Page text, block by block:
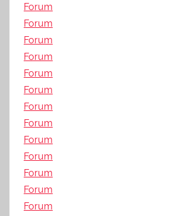
Forum
Forum
Forum
Forum
Forum
Forum
Forum
Forum
Forum
Forum
Forum
Forum
Forum